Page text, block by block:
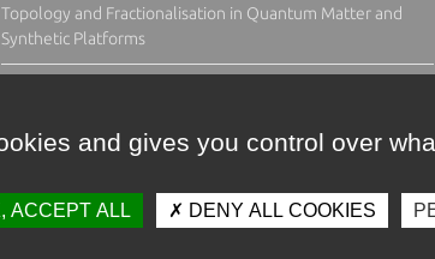
Topology and Fractionalisation in Quantum Matter and
Synthetic Platforms
and gives you control over
ACCEPT ALL DENY ALL COOKIES